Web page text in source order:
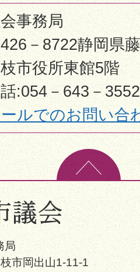
事務局
－8722静岡県
市役所東館5階
:054－643－3552
ールでのお問い合
局
枝市岡出山1-11-1